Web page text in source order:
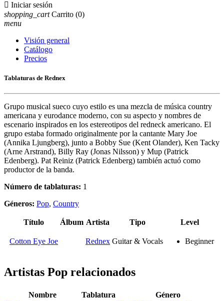
 Iniciar sesión
shopping_cart Carrito (0)
menu
Visión general
Catálogo
Precios
Tablaturas de Rednex
Grupo musical sueco cuyo estilo es una mezcla de música country
americana y eurodance moderno, con su aspecto y nombres de
escenario inspirados en los estereotipos del redneck americano. El
grupo estaba formado originalmente por la cantante Mary Joe
(Annika Ljungberg), junto a Bobby Sue (Kent Olander), Ken Tacky
(Arne Arstrand), Billy Ray (Jonas Nilsson) y Mup (Patrick
Edenberg). Pat Reiniz (Patrick Edenberg) también actuó como
productor de la banda.
Número de tablaturas: 1
Géneros: Pop, Country
Título Álbum Artista Tipo Level
Cotton Eye Joe Rednex Guitar & Vocals Beginner
Artistas Pop relacionados
Nombre Tablatura
Género